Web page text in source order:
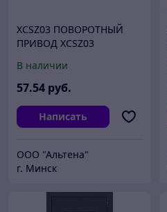
XCSZ03 ПОВОРОТНЫЙ
ПРИВОД XCSZ03
В наличии
57.54 руб.
Написать
ООО "Альтена"
г. Минск